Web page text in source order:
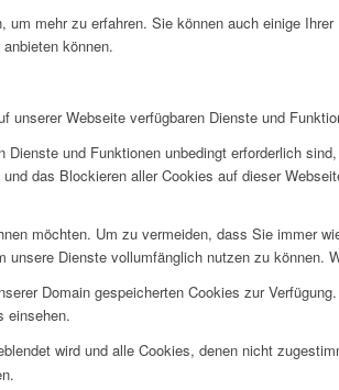
mehr zu erfahren. Sie können auch einige
können.
unserer Webseite verfügbaren Dienste und
und Funktionen unbedingt erforderlich
das Blockieren aller Cookies auf dieser
möchten. Um zu vermeiden, dass Sie immer
Dienste vollumfänglich nutzen zu
Domain gespeicherten Cookies zur
einsehen.
wird und alle Cookies, denen nicht